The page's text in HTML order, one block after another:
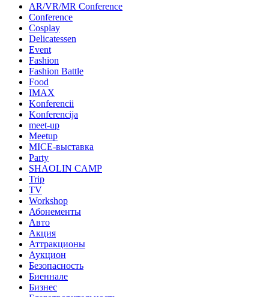
AR/VR/MR Conference
Conference
Cosplay
Delicatessen
Event
Fashion
Fashion Battle
Food
IMAX
Konferencii
Konferencija
meet-up
Meetup
MICE-выставка
Party
SHAOLIN CAMP
Trip
TV
Workshop
Абонементы
Авто
Акция
Аттракционы
Аукцион
Безопасность
Биеннале
Бизнес